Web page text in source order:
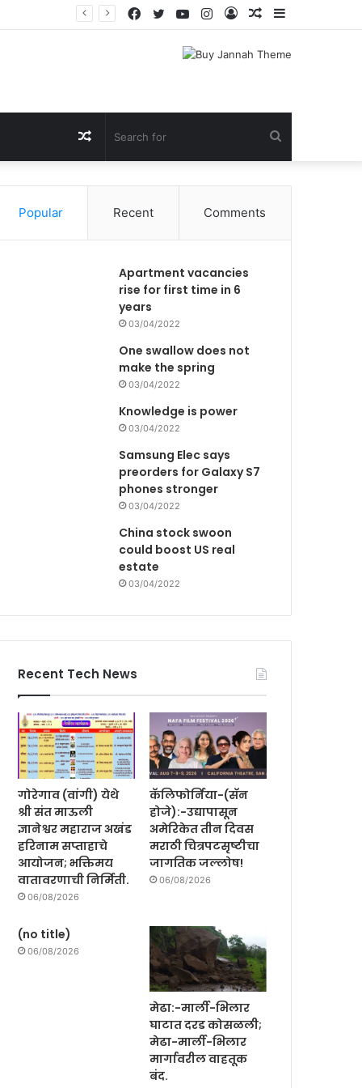
Sidebar
Random
Log
Instagram
YouTube
Twitter
Facebook
for
Random
Article
Popular Recent Comments
Apartment vacancies
rise for first time in 6
years
03/04/2022
One swallow does not
make the spring
03/04/2022
Knowledge is power
03/04/2022
Samsung Elec says
preorders for Galaxy S7
phones stronger
03/04/2022
China stock swoon
could boost US real
estate
03/04/2022
Recent Tech News
गोरेगाव (वांगी) येथे
श्री संत माऊली
ज्ञानेश्वर महाराज अखंड
हरिनाम सप्ताहाचे
आयोजन; भक्तिमय
वातावरणाची निर्मिती.
06/08/2026
कॅलिफोर्निया-(सॅन
होजे):-उद्यापासून
अमेरिकेत तीन दिवस
मराठी चित्रपटसृष्टीचा
जागतिक जल्लोष!
06/08/2026
(no title)
06/08/2026
मेढा:-मार्ली-भिलार
घाटात दरड कोसळली;
मेढा-मार्ली-भिलार
मार्गावरील वाहतूक
बंद.